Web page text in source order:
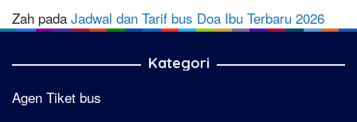
Zah pada Jadwal dan Tarif bus Doa Ibu Terbaru 2026
Kategori
Agen Tiket bus